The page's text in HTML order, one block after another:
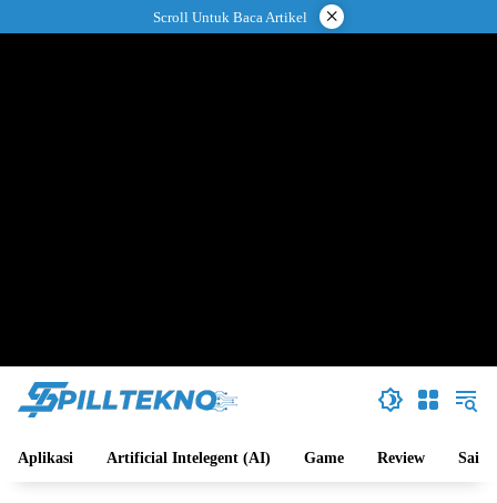
ke
Scroll Untuk Baca Artikel ×
Aplikasi Artificial Intelegent (AI) Game Review Sains